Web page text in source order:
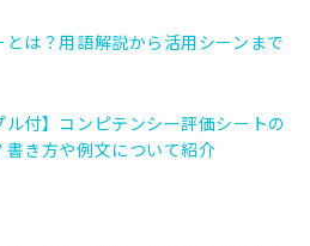
とは？用語解説から活用シーンまで
ル付】コンピテンシー評価シートの
き方や例文について紹介